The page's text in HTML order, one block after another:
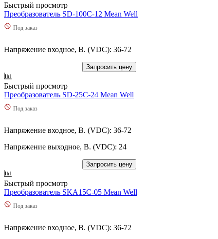
Быстрый просмотр
Преобразователь SD-100C-12 Mean Well
Под заказ
Напряжение входное, В. (VDC): 36-72
Запросить цену
Быстрый просмотр
Преобразователь SD-25C-24 Mean Well
Под заказ
Напряжение входное, В. (VDC): 36-72
Напряжение выходное, В. (VDC): 24
Запросить цену
Быстрый просмотр
Преобразователь SKA15C-05 Mean Well
Под заказ
Напряжение входное, В. (VDC): 36-72